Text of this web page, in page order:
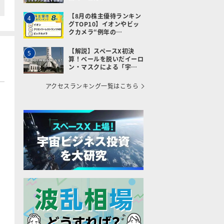
4
【8月の株主優待ランキン
グTOP10】イオンやビッ
クカメラ“例年の…
5
【解説】スペースX初決
算！ベールを脱いだイーロ
ン・マスクによる「宇…
アクセスランキング一覧はこちら